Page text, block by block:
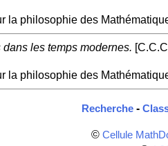
la philosophie des
les temps modernes.
la philosophie des
Recherche -
© Cellule